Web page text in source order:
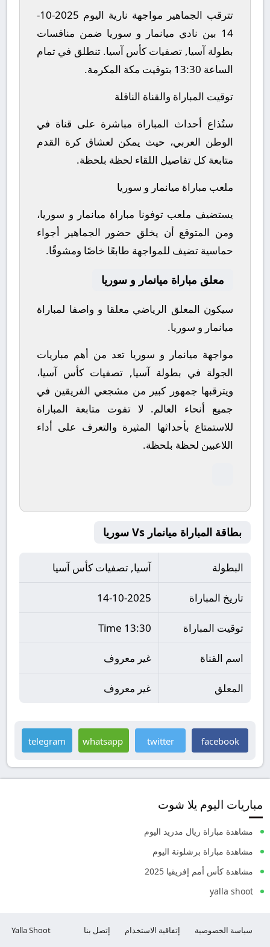
تترقب الجماهير مواجهة نارية اليوم 2025-10-
14 بين نادي ميانمار و سوريا ضمن منافسات
بطولة آسيا, تصفيات كأس آسيا. تنطلق في تمام
الساعة 13:30 بتوقيت مكة المكرمة.
توقيت المباراة والقناة الناقلة
ستُذاع أحداث المباراة مباشرة على قناة في
الوطن العربي، حيث يمكن لعشاق كرة القدم
متابعة كل تفاصيل اللقاء لحظة بلحظة.
ملعب مباراة ميانمار و سوريا
يستضيف ملعب توفونا مباراة ميانمار و سوريا،
ومن المتوقع أن يخلق حضور الجماهير أجواء
حماسية تضيف للمواجهة طابعًا خاصًا ومشوقًا.
معلق مباراة ميانمار و سوريا
سيكون المعلق الرياضي معلقا و واصفا لمباراة
ميانمار و سوريا.
مواجهة ميانمار و سوريا تعد من أهم مباريات
الجولة في بطولة آسيا, تصفيات كأس آسيا،
ويترقبها جمهور كبير من مشجعي الفريقين في
جميع أنحاء العالم.
لا تفوت متابعة المباراة
للاستمتاع بأحداثها المثيرة والتعرف على أداء
اللاعبين لحظة بلحظة.
بطاقة المباراة ميانمار Vs سوريا
البطولة آسيا, تصفيات كأس آسيا
تاريخ المباراة 14-10-2025
توقيت المباراة 13:30 Time
اسم القناة غير معروف
المعلق غير معروف
facebook
twitter
whatsapp
telegram
مباريات اليوم يلا شوت
مشاهدة مباراة ريال مدريد اليوم
مشاهدة مباراة برشلونة اليوم
مشاهدة كأس أمم إفريقيا 2025
yalla shoot
Yalla Shoot سياسة الخصوصية إتفاقية الاستخدام
إتصل بنا